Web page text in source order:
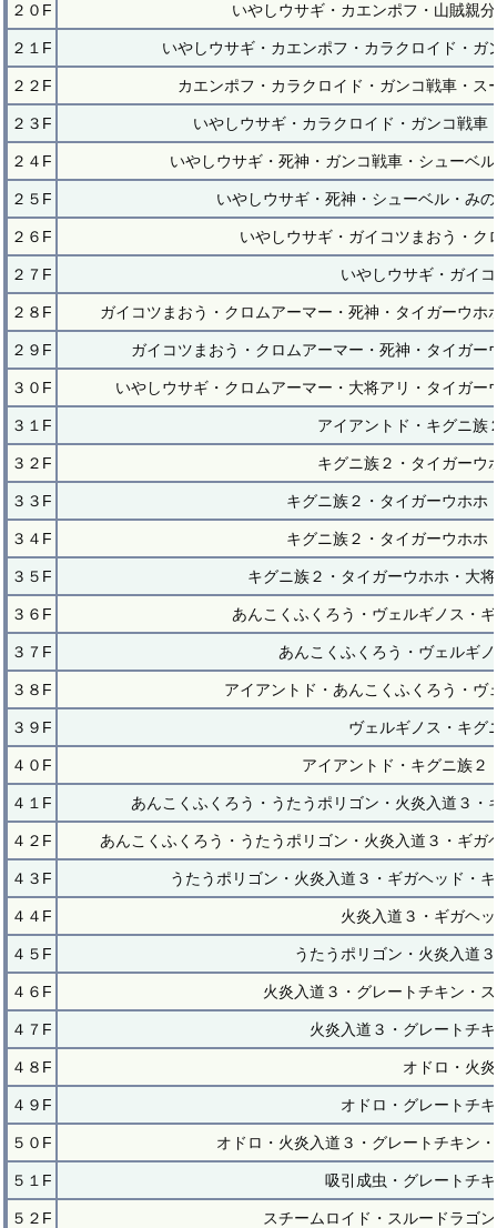
２０F いやしウサギ・カエンポフ・山賊親
２１F いやしウサギ・カエンポフ・カラクロイド・
２２F カエンポフ・カラクロイド・ガンコ戦車・
２３F いやしウサギ・カラクロイド・ガンコ戦
２４F いやしウサギ・死神・ガンコ戦車・シューベ
２５F いやしウサギ・死神・シューベル・み
２６F いやしウサギ・ガイコツまおう・
２７F いやしウサギ・ガイ
２８F ガイコツまおう・クロムアーマー・死神・タイガーウ
２９F ガイコツまおう・クロムアーマー・死神・タイガ
３０F いやしウサギ・クロムアーマー・大将アリ・タイガ
３１F アイアントド・キグニ族
３２F キグニ族２・タイガーウ
３３F キグニ族２・タイガーウホホ
３４F キグニ族２・タイガーウホホ
３５F キグニ族２・タイガーウホホ・大
３６F あんこくふくろう・ヴェルギノス・
３７F あんこくふくろう・ヴェルギ
３８F アイアントド・あんこくふくろう・
３９F ヴェルギノス・キグ
４０F アイアントド・キグニ族２
４１F あんこくふくろう・うたうポリゴン・火炎入道３
４２F あんこくふくろう・うたうポリゴン・火炎入道３・ギ
４３F うたうポリゴン・火炎入道３・ギガヘッド・
４４F 火炎入道３・ギガヘ
４５F うたうポリゴン・火炎入道
４６F 火炎入道３・グレートチキン・
４７F 火炎入道３・グレートチ
４８F オドロ・火
４９F オドロ・グレートチ
５０F オドロ・火炎入道３・グレートチキン
５１F 吸引成虫・グレートチ
５２F スチームロイド・スルードラゴ